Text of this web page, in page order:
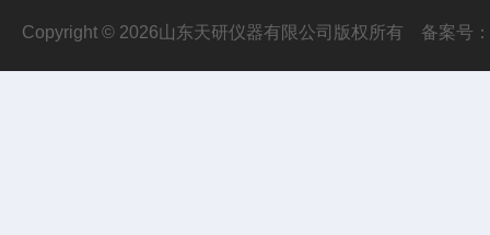
Copyright © 2026山东天研仪器有限公司版权所有 备案号